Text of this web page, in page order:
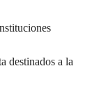
destinados a la